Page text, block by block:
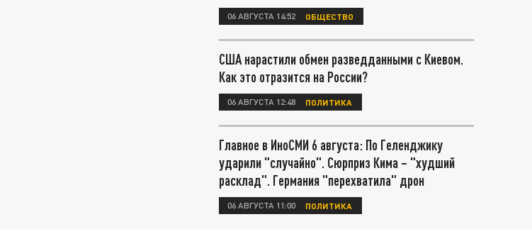
06 АВГУСТА 14:52 ОБЩЕСТВО
США нарастили обмен разведданными с Киевом.
Как это отразится на России?
06 АВГУСТА 12:48 ПОЛИТИКА
Главное в ИноСМИ 6 августа: По Геленджику
ударили "случайно". Сюрприз Кима – "худший
расклад". Германия "перехватила" дрон
06 АВГУСТА 11:00 ПОЛИТИКА